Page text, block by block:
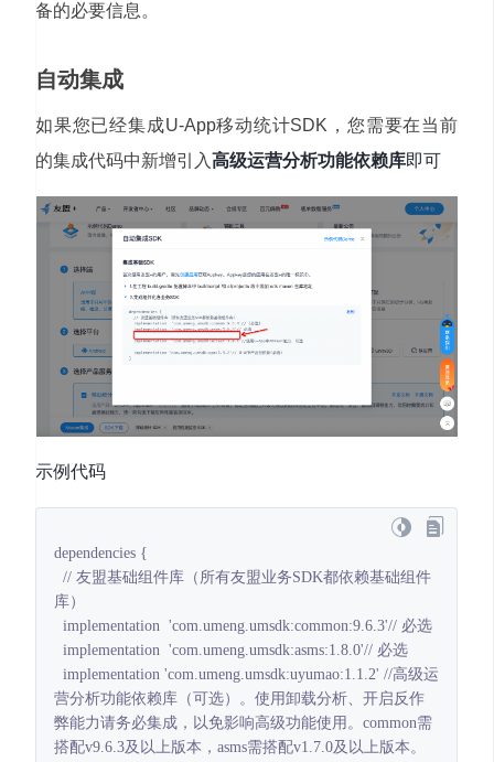
备的必要信息。
自动集成
如果您已经集成U-App移动统计SDK，您需要在当前
的集成代码中新增引入高级运营分析功能依赖库即可
示例代码
dependencies {
库）
营分析功能依赖库（可选）。使用卸载分析、开启反作
弊能力请务必集成，以免影响高级功能使用。common需
搭配v9.6.3及以上版本，asms需搭配v1.7.0及以上版本。